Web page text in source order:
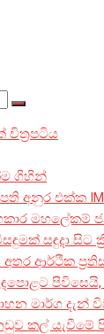
ගිහින්
අනුර එක්ක
මහලේකම්
සඳුදා සිට
අතර ආර්ථික
මාර්ග දැන්
කල් යැවීමේ